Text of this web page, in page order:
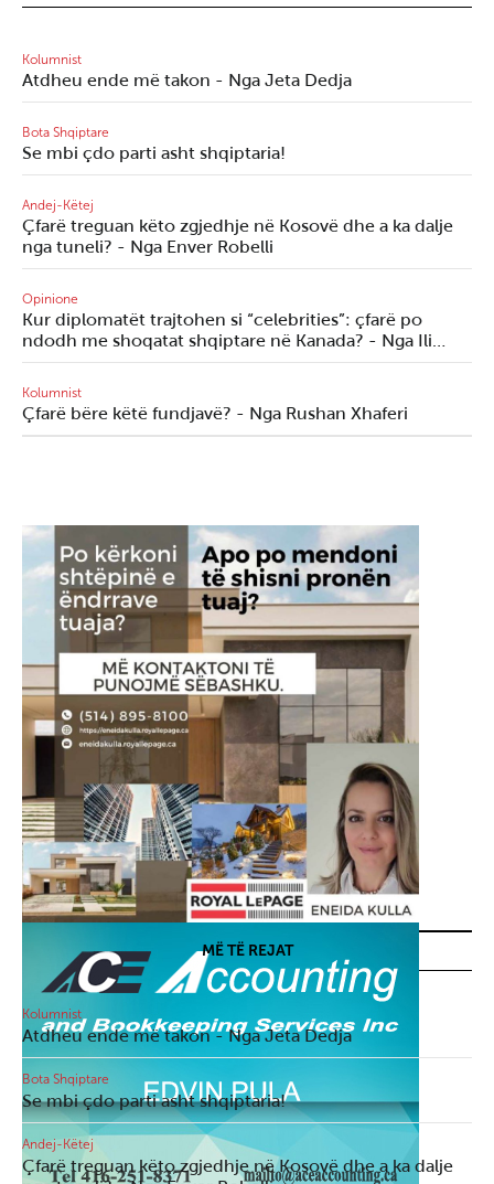
Kolumnist
Atdheu ende më takon - Nga Jeta Dedja
Bota Shqiptare
Se mbi çdo parti asht shqiptaria!
Andej-Këtej
Çfarë treguan këto zgjedhje në Kosovë dhe a ka dalje
nga tuneli? - Nga Enver Robelli
Opinione
Kur diplomatët trajtohen si “celebrities”: çfarë po
ndodh me shoqatat shqiptare në Kanada? - Nga Ili…
Kolumnist
Çfarë bëre këtë fundjavë? - Nga Rushan Xhaferi
MË TË REJAT
Kolumnist
Atdheu ende më takon - Nga Jeta Dedja
Bota Shqiptare
Se mbi çdo parti asht shqiptaria!
Andej-Këtej
Çfarë treguan këto zgjedhje në Kosovë dhe a ka dalje